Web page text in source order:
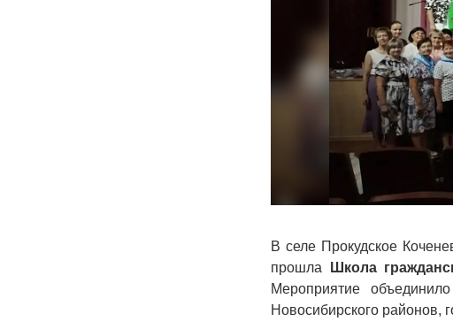
В селе Прокудское
прошла
Школа
Мероприятие
Новосибирского районов,